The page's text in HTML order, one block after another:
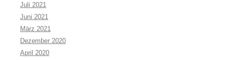
Juli 2021
Juni 2021
März 2021
Dezember 2020
April 2020